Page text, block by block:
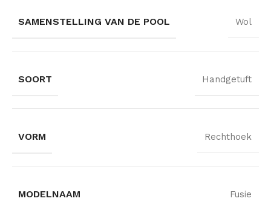
SAMENSTELLING VAN DE POOL Wol
SOORT Handgetuft
VORM Rechthoek
MODELNAAM Fusie